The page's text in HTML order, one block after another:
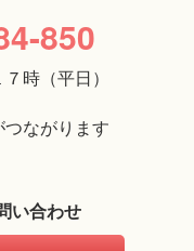
850
時（平日）
ながります
い合わせ